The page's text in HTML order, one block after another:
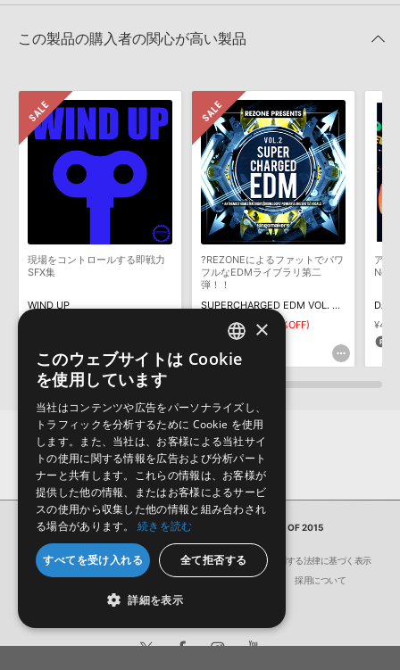
きます際には、NTFSやHFS＋でフォーマットされたHDDをご用意
いただく必要がございます。
知らせするメールの2通が送信されます。メールに記載されており
ます説明に沿って、製品のダウンロード／導入を行って下さい。
サンプルパック製品には、原則として日本語版操作マニュアルをご
用意しておりません。ご購入後のご不明点や詳細に関するお問い合
わせなどは テクニカルサポート
までご連絡ください。
デモソングは、製品収録サウンドを使ってできることを紹介するた
めのデモンストレーション用の楽曲です。原則として、デモソング
そのものをお使いいただくことはできません。また、デモソングを
構成する全てのサウンドが、サンプルパックに含まれていることを
保証するものではありません。
しかねます。
2022.06.06
2022.05.25
マークのついた情報は、該当する製品のご購入ユーザー様専用となって
おります。ご覧頂くには、該当する製品をご購入頂く必要がございます。
FREAKYLOOPS BEST OF 2015のサポート情報
この製品の購入者の関心が高い製品
現場をコントロールする即戦力
SFX集
WIND UP
?REZONEによるファットでパワ
フルなEDMライブラリ第二
弾！！
SUPERCHARGED EDM VOL. 2 BY REZONE
¥7,425 ¥5,197(30%OFF)
155pt
アナ
New
サンプルパック FREAKYLOOPS BEST OF 2015
会社概要 環境保護（CSR）への取り組み
特定商取引に関する法律に基づく表示
サイト動作環境
利用規約 個人情報の保護について 採用について
ENGLISH
×
このウェブサイトは Cookie
を使用しています
当社はコンテンツや広告をパーソナライズし、
トラフィックを分析するために Cookie を使用
します。また、当社は、お客様による当社サイ
トの使用に関する情報を広告および分析パート
ナーと共有します。これらの情報は、お客様が
提供した他の情報、またはお客様によるサービ
スの使用から収集した他の情報と組み合わされ
る場合があります。
続きを読む
すべてを受け入れる 全て拒否する
詳細を表示